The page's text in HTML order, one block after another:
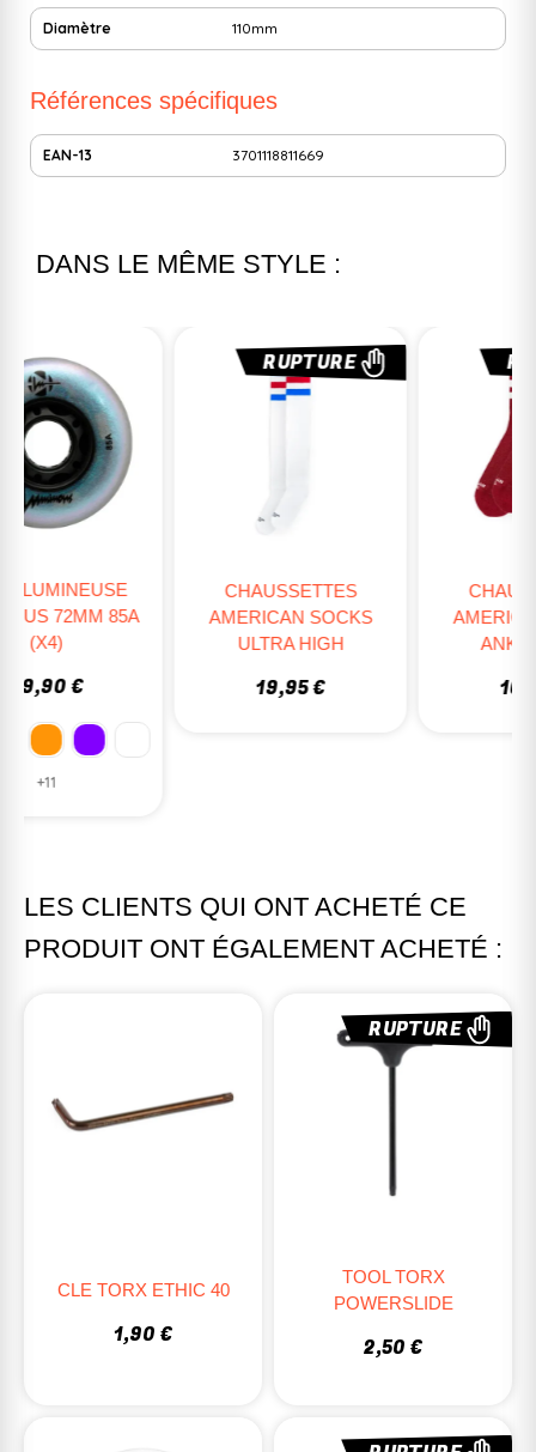
Diamètre 110mm
Références spécifiques
EAN-13 3701118811669
DANS LE MÊME STYLE :
CHAUSSETTES
AMERICAN SOCKS
RUPTURE
CHAUSSETTES
AMERICAN SOCKS
ANKLE HIGH
LES CLIENTS QUI ONT ACHETÉ CE
PRODUIT ONT ÉGALEMENT ACHETÉ :
CLE TORX ETHIC 40
1,90 €
RUPTURE
TOOL TORX
POWERSLIDE
2,50 €